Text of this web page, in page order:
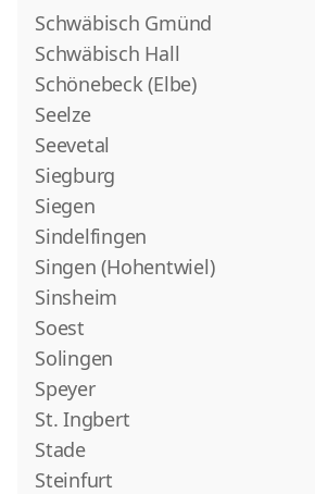
Schwäbisch Gmünd
Schwäbisch Hall
Schönebeck (Elbe)
Seelze
Seevetal
Siegburg
Siegen
Sindelfingen
Singen (Hohentwiel)
Sinsheim
Soest
Solingen
Speyer
St. Ingbert
Stade
Steinfurt